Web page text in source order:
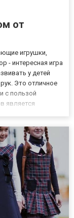
от
игрушки,
- интересная игра
у детей
Это отличное
с пользой
является